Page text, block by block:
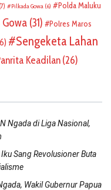
(7) Pilkada Gowa (6)
Polda Maluku
Gowa (31)
Polres Maros
Sengeketa Lahan
Keadilan(26)
Ngada di Liga Nasional,
Sang Revolusioner Buta
Wakil Gubernur Papua